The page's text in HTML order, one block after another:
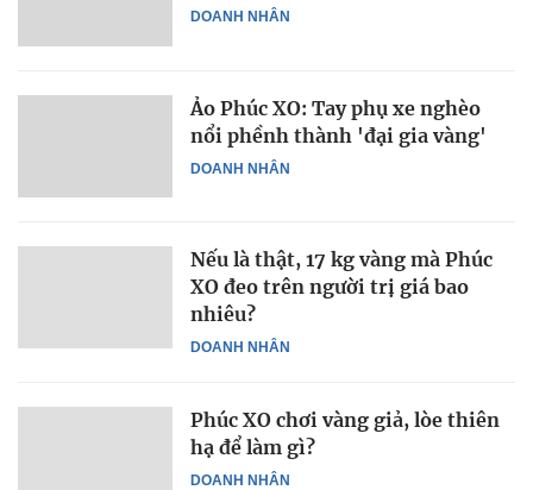
DOANH NHÂN
DOANH NHÂN
Ảo Phúc XO: Tay phụ xe nghèo
nổi phềnh thành 'đại gia vàng'
DOANH NHÂN
Nếu là thật, 17 kg vàng mà Phúc
XO đeo trên người trị giá bao
nhiêu?
DOANH NHÂN
Phúc XO chơi vàng giả, lòe thiên
hạ để làm gì?